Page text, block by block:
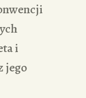
i
jego